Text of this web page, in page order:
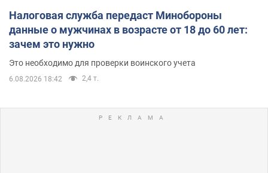
Налоговая служба передаст Минобороны
данные о мужчинах в возрасте от 18 до 60 лет:
зачем это нужно
Это необходимо для проверки воинского учета
6.08.2026 18:42 2,4 т.